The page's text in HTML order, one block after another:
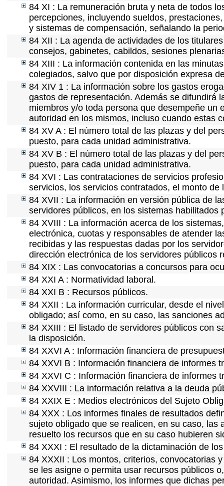
84 XI : La remuneración bruta y neta de todos
percepciones, incluyendo sueldos,
y sistemas de compensación, señalando la
84 XII : La agenda de actividades de los
consejos, gabinetes, cabildos, sesiones
84 XIII : La información contenida en las
colegiados, salvo que por disposición expresa
84 XIV 1 : La información sobre los gastos
gastos de representación. Además se difundirá
miembros y/o toda persona que desempeñe
autoridad en los mismos, incluso cuando estas
84 XV A : El número total de las plazas y del
puesto, para cada unidad administrativa.
84 XV B : El número total de las plazas y del
puesto, para cada unidad administrativa.
84 XVI : Las contrataciones de servicios
servicios, los servicios contratados, el monto
84 XVII : La información en versión pública de
servidores públicos, en los sistemas habilitados
84 XVIII : La información acerca de los
electrónica, cuotas y responsables de atender
recibidas y las respuestas dadas por los
dirección electrónica de los servidores públicos
84 XIX : Las convocatorias a concursos para
84 XXI A : Normatividad laboral.
84 XXI B : Recursos públicos.
84 XXII : La información curricular, desde el
obligado; así como, en su caso, las sanciones
84 XXIII : El listado de servidores públicos con
la disposición.
84 XXVI A : Información financiera de
84 XXVI B : Información financiera de informes
84 XXVI C : Información financiera de informes
84 XXVIII : La información relativa a la deuda
84 XXIX E : Medios electrónicos del Sujeto
84 XXX : Los informes finales de resultados
sujeto obligado que se realicen, en su caso,
resuelto los recursos que en su caso hubieren
84 XXXI : El resultado de la dictaminación de
84 XXXII : Los montos, criterios, convocatorias
se les asigne o permita usar recursos públicos
autoridad. Asimismo, los informes que dichas